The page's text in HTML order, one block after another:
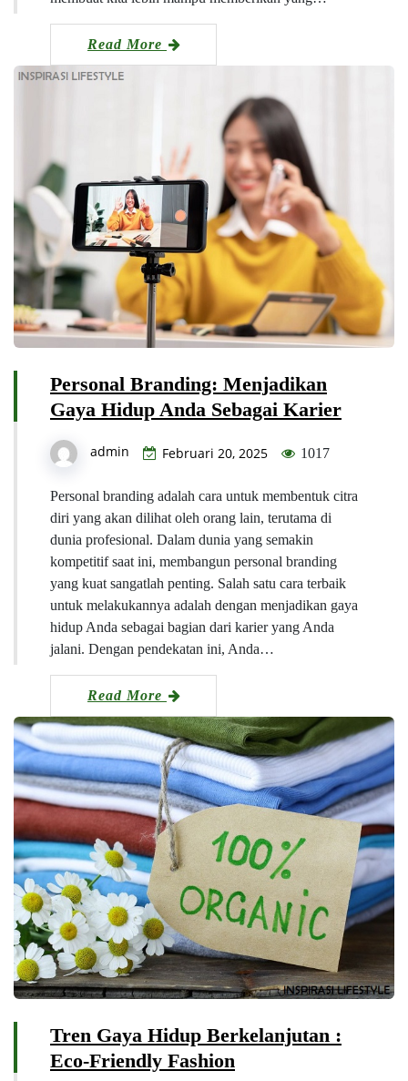
Read More
Personal Branding: Menjadikan
Gaya Hidup Anda Sebagai Karier
admin Februari 20, 2025 1017
Personal branding adalah cara untuk membentuk citra
diri yang akan dilihat oleh orang lain, terutama di
dunia profesional. Dalam dunia yang semakin
kompetitif saat ini, membangun personal branding
yang kuat sangatlah penting. Salah satu cara terbaik
untuk melakukannya adalah dengan menjadikan gaya
hidup Anda sebagai bagian dari karier yang Anda
jalani. Dengan pendekatan ini, Anda…
Read More
Tren Gaya Hidup Berkelanjutan :
Eco-Friendly Fashion